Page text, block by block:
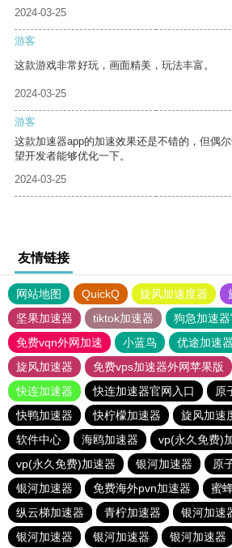
2024-03-25
游客
这款游戏非常好玩，画面精美，玩法丰富。
2024-03-25
游客
这款加速器app的加速效果还是不错的，但偶
望开发者能够优化一下。
2024-03-25
友情链接
网站地图 QuickQ 旋风加速度器
坚果加速器
tiktok加速器
狗急加速
免费vqn外网加速
小蓝鸟 优途加速
旋风加速器
免费vps加速器外网苹果版
快连加速器
快连加速器官网入口
原
快鸭加速器
快柠檬加速器 旋风加速
软件中心
海鸥加速器
vp(永久免费)
vp(永久免费)加速器
银河加速器
原
银河加速器
免费海外pvn加速器
蜜
纵云梯加速器
青柠加速器 银河加速
银河加速器
银河加速器 银河加速器